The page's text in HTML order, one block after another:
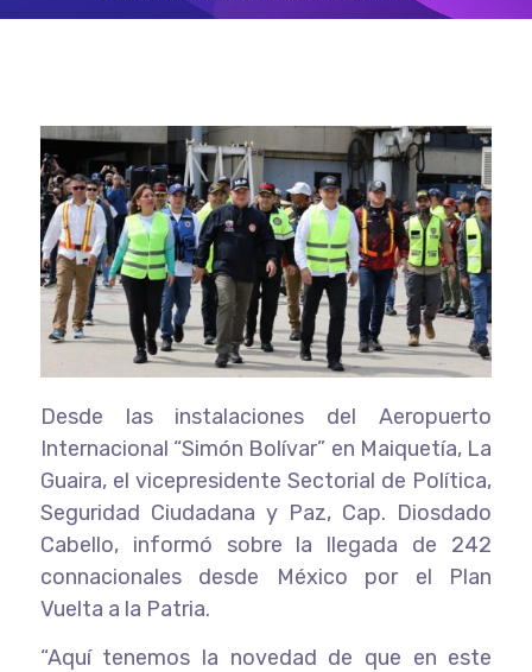
Desde las instalaciones del Aeropuerto
Internacional “Simón Bolívar” en Maiquetía, La
Guaira, el vicepresidente Sectorial de Política,
Seguridad Ciudadana y Paz, Cap. Diosdado
Cabello, informó sobre la llegada de 242
connacionales desde México por el Plan
Vuelta a la Patria.
“Aquí tenemos la novedad de que en este